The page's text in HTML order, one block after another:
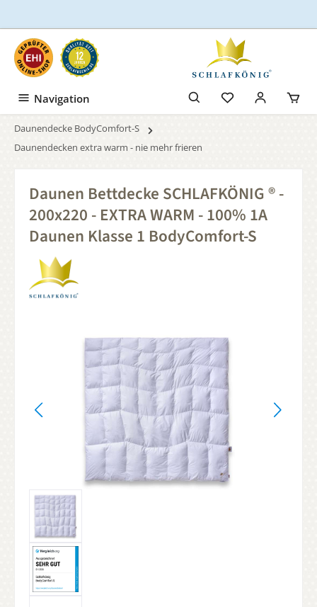
Navigation
Daunendecke BodyComfort-S
Daunendecken extra warm - nie mehr frieren
Daunen Bettdecke SCHLAFKÖNIG ® -
200x220 - EXTRA WARM - 100% 1A
Daunen Klasse 1 BodyComfort-S
Bildergalerie überspringen